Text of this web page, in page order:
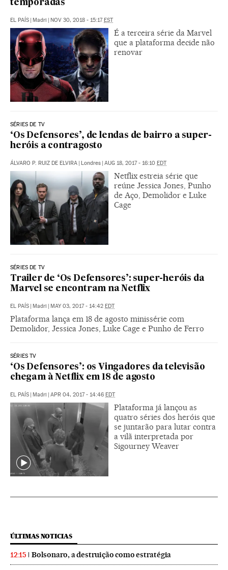
temporadas
EL PAÍS Madri NOV 30, 2018 - 15:17 EST
É a terceira série da Marvel
que a plataforma decide não
renovar
SÉRIES DE TV
‘Os Defensores’, de lendas de bairro a super-
heróis a contragosto
ÁLVARO P. RUIZ DE ELVIRA Londres AUG 18, 2017 - 16:10 EDT
Netflix estreia série que
reúne Jessica Jones, Punho
de Aço, Demolidor e Luke
Cage
SÉRIES DE TV
Trailer de ‘Os Defensores’: super-heróis da
Marvel se encontram na Netflix
EL PAÍS | Madri | MAY 03, 2017 - 14:42 EDT
Plataforma lança em 18 de agosto minissérie com
Demolidor, Jessica Jones, Luke Cage e Punho de Ferro
SÉRIES TV
‘Os Defensores’: os Vingadores da televisão
chegam à Netflix em 18 de agosto
EL PAÍS | Madri | APR 04, 2017 - 14:46 EDT
Plataforma já lançou as
quatro séries dos heróis que
se juntarão para lutar contra
a vilã interpretada por
Sigourney Weaver
ÚLTIMAS NOTICIAS
12:15 Bolsonaro, a destruição como estratégia